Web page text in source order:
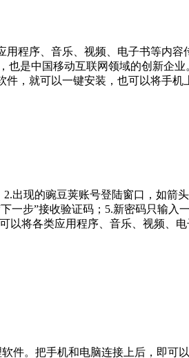
程序、音乐、视频、电子书等内
也是中国移动互联网领域的创新企
，就可以一键安装，也可以将手机
出现的豌豆荚账号登陆窗口，如
一步”接收验证码；5.新密码只输
以将各类应用程序、音乐、视频
件。把手机和电脑连接上后，即